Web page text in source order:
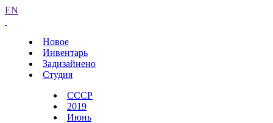
EN
Новое
Инвентарь
Задизайнено
Студия
СССР
2019
Июнь